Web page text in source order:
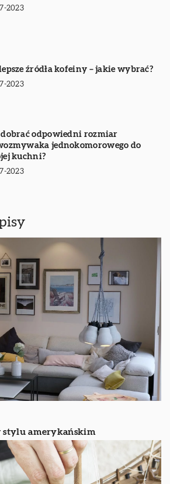
2023
źródła kofeiny – jakie wybrać?
2023
dobrać odpowiedni rozmiar
jednokomorowego do
kuchni?
2023
stylu amerykańskim